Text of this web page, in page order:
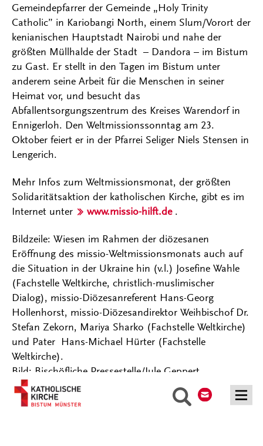
Suche
Gemeindepfarrer der Gemeinde „Holy Trinity
Catholic” in Kariobangi North, einem Slum/Vorort der
kenianischen Hauptstadt Nairobi und nahe der
größten Müllhalde der Stadt – Dandora – im Bistum
zu Gast. Er stellt in den Tagen im Bistum unter
anderem seine Arbeit für die Menschen in seiner
Heimat vor, und besucht das
Abfallentsorgungszentrum des Kreises Warendorf in
Ennigerloh. Den Weltmissionssonntag am 23.
Oktober feiert er in der Pfarrei Seliger Niels Stensen in
Lengerich.
Mehr Infos zum Weltmissionsmonat, der größten
Solidaritätsaktion der katholischen Kirche, gibt es im
Internet unter
www.missio-hilft.de.
Bildzeile: Wiesen im Rahmen der diözesanen
Eröffnung des missio-Weltmissionsmonats auch auf
die Situation in der Ukraine hin (v.l.) Josefine Wahle
(Fachstelle Weltkirche, christlich-muslimischer
Dialog), missio-Diözesanreferent Hans-Georg
Hollenhorst, missio-Diözesandirektor Weihbischof Dr.
Stefan Zekorn, Mariya Sharko (Fachstelle Weltkirche)
und Pater Hans-Michael Hürter (Fachstelle
Weltkirche).
Bild: Bischöfliche Pressestelle/Jule Geppert